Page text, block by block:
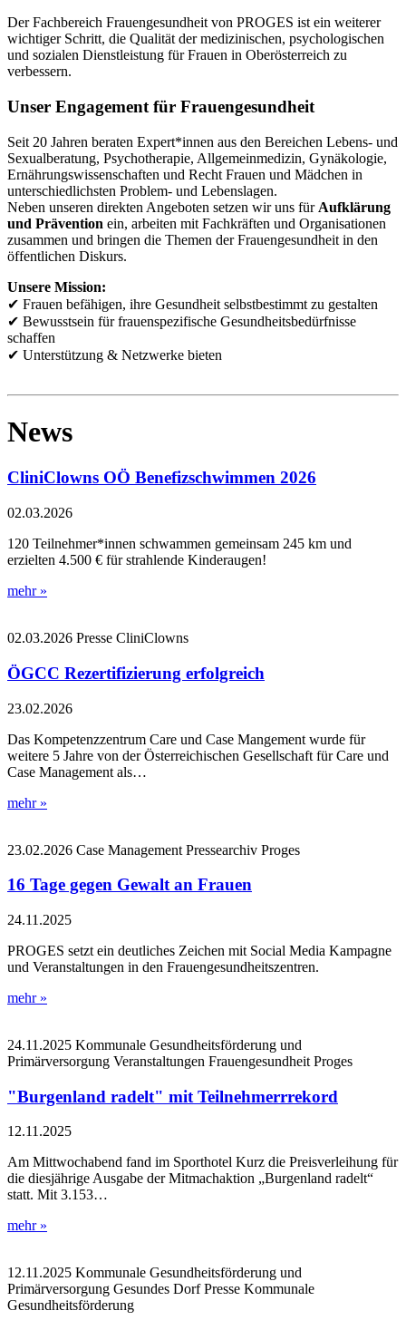
Der Fachbereich Frauengesundheit von PROGES ist ein weiterer
wichtiger Schritt, die Qualität der medizinischen, psychologischen
und sozialen Dienstleistung für Frauen in Oberösterreich zu
verbessern.
Unser Engagement für Frauengesundheit
Seit 20 Jahren beraten Expert*innen aus den Bereichen Lebens‐ und
Sexualberatung, Psychotherapie, Allgemeinmedizin, Gynäkologie,
Ernährungswissenschaften und Recht Frauen und Mädchen in
unterschiedlichsten Problem- und Lebenslagen.
Neben unseren direkten Angeboten setzen wir uns für Aufklärung
und Prävention ein, arbeiten mit Fachkräften und Organisationen
zusammen und bringen die Themen der Frauengesundheit in den
öffentlichen Diskurs.
Unsere Mission:
✔ Frauen befähigen, ihre Gesundheit selbstbestimmt zu gestalten
✔ Bewusstsein für frauenspezifische Gesundheitsbedürfnisse
schaffen
✔ Unterstützung & Netzwerke bieten
News
CliniClowns OÖ Benefizschwimmen 2026
02.03.2026
120 Teilnehmer*innen schwammen gemeinsam 245 km und
erzielten 4.500 € für strahlende Kinderaugen!
mehr »
02.03.2026 Presse CliniClowns
ÖGCC Rezertifizierung erfolgreich
23.02.2026
Das Kompetenzzentrum Care und Case Mangement wurde für
weitere 5 Jahre von der Österreichischen Gesellschaft für Care und
Case Management als…
mehr »
23.02.2026 Case Management Pressearchiv Proges
16 Tage gegen Gewalt an Frauen
24.11.2025
PROGES setzt ein deutliches Zeichen mit Social Media Kampagne
und Veranstaltungen in den Frauengesundheitszentren.
mehr »
24.11.2025 Kommunale Gesundheitsförderung und
Primärversorgung Veranstaltungen Frauengesundheit Proges
"Burgenland radelt" mit Teilnehmerrrekord
12.11.2025
Am Mittwochabend fand im Sporthotel Kurz die Preisverleihung für
die diesjährige Ausgabe der Mitmachaktion „Burgenland radelt“
statt. Mit 3.153…
mehr »
12.11.2025 Kommunale Gesundheitsförderung und
Primärversorgung Gesundes DorfPresse Kommunale
Gesundheitsförderung